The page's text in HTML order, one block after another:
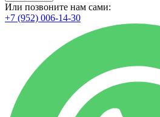
Или позвоните нам сами:
+7 (952) 006-14-30